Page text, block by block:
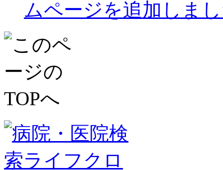
ムページを追加しま